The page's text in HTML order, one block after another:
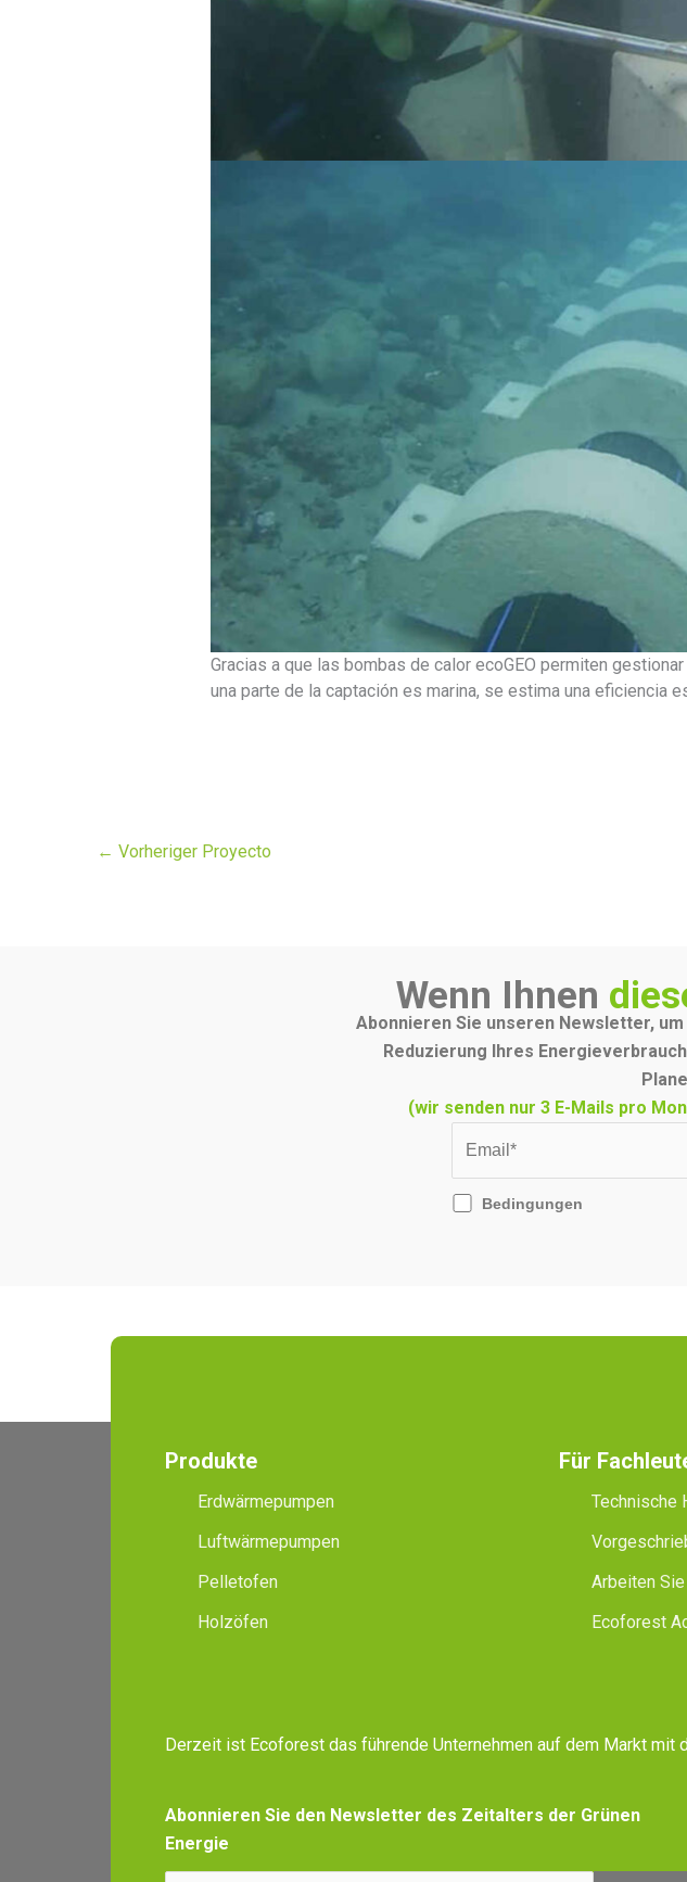
Gracias a que las bombas de calor ecoGEO permiten
una parte de la captación es marina, se estima una eficiencia
← Vorheriger Proyecto
Wenn Ihnen
Abonnieren Sie unseren Newsletter,
Reduzierung Ihres
(wir senden nur 3 E-Mails pro
Bedingungen
Produkte
Erdwärmepumpen
Luftwärmepumpen
Pelletofen
Holzöfen
Für
Technische
Arbeiten
Ecoforest
Derzeit ist Ecoforest das führende Unternehmen auf dem Markt
Abonnieren Sie den Newsletter des Zeitalters der Grünen
Energie